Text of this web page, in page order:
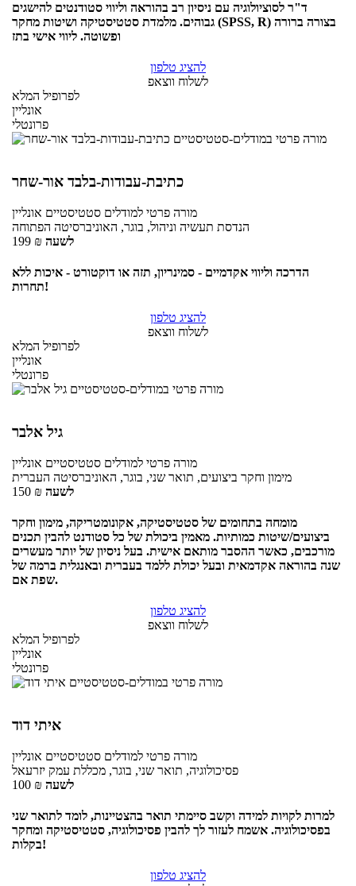
ד"ר לסוציולוגיה עם ניסיון רב בהוראה וליווי סטודנטים להישגים
גבוהים. מלמדת סטטיסטיקה ושיטות מחקר (SPSS, R) בצורה ברורה
ופשוטה. ליווי אישי בתז
להציג טלפון
לשלוח ווצאפ
לפרופיל המלא
אונליין
פרונטלי
כתיבת-עבודות-בלבד אור-שחר
מורה פרטי למודלים סטטיסטיים אונליין
הנדסת תעשיה וניהול, בוגר, האוניברסיטה הפתוחה
199 ₪ לשעה
הדרכה וליווי אקדמיים - סמינריון, תזה או דוקטורט - איכות ללא
תחרות!
להציג טלפון
לשלוח ווצאפ
לפרופיל המלא
אונליין
פרונטלי
גיל אלבר
מורה פרטי למודלים סטטיסטיים אונליין
מימון וחקר ביצועים, תואר שני, בוגר, האוניברסיטה העברית
150 ₪ לשעה
מומחה בתחומים של סטטיסטיקה, אקונומטריקה, מימון וחקר
ביצועים/שיטות כמותיות. מאמין ביכולת של כל סטודנט להבין תכנים
מורכבים, כאשר ההסבר מותאם אישית. בעל ניסיון של יותר מעשרים
שנה בהוראה אקדמאית ובעל יכולת ללמד בעברית ובאנגלית ברמה של
שפת אם.
להציג טלפון
לשלוח ווצאפ
לפרופיל המלא
אונליין
פרונטלי
איתי דוד
מורה פרטי למודלים סטטיסטיים אונליין
פסיכולוגיה, תואר שני, בוגר, מכללת עמק יזרעאל
100 ₪ לשעה
למרות לקויות למידה וקשב סיימתי תואר בהצטיינות, לומד לתואר שני
בפסיכולוגיה. אשמח לעזור לך להבין פסיכולוגיה, סטטיסטיקה ומחקר
בקלות!
להציג טלפון